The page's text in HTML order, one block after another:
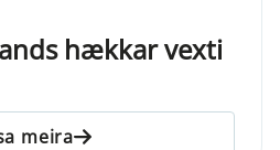
hækkar vexti
meira